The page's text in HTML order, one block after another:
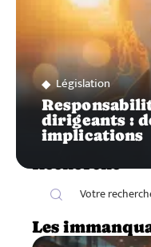
Législation
dirigeants :
implications
Recherche
Les